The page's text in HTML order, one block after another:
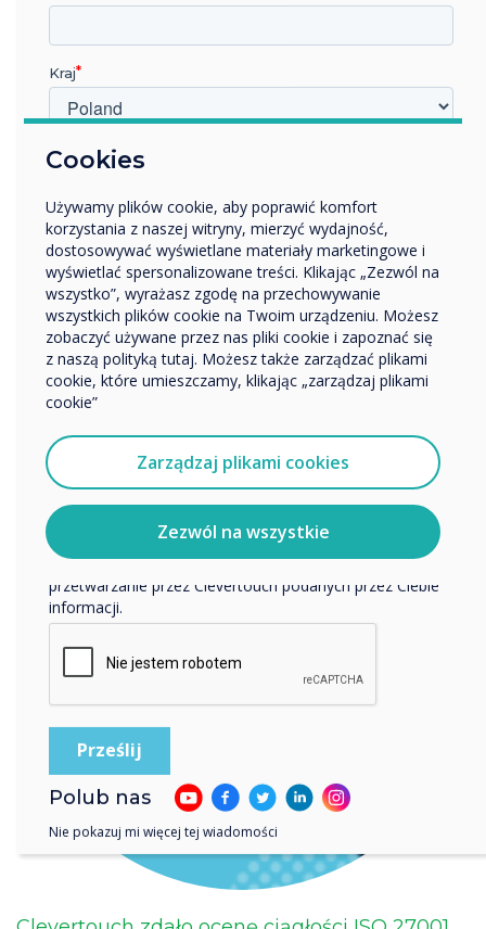
CZYTAJ DALEJ
Perskiej i wpisuje się w naszą
wizję zwiększenia
dostępności technologii
współpracy w kluczowych
sektorach.
Cookies
Używamy plików cookie, aby poprawić komfort
korzystania z naszej witryny, mierzyć wydajność,
dostosowywać wyświetlane materiały marketingowe i
wyświetlać spersonalizowane treści. Klikając „Zezwól na
wszystko”, wyrażasz zgodę na przechowywanie
wszystkich plików cookie na Twoim urządzeniu. Możesz
zobaczyć używane przez nas pliki cookie i zapoznać się
z naszą polityką tutaj. Możesz także zarządzać plikami
cookie, które umieszczamy, klikając „zarządzaj plikami
cookie”
Zarządzaj plikami cookies
Zezwól na wszystkie
Kraj
W jakiej branży pracujesz?
Przedsiębiorstwo
Inne
Nazwa firmy
Chcielibyśmy się z Tobą skontaktować w sprawie
naszych produktów i usług za pośrednictwem poczty
elektronicznej, telefonu lub poczty.
Clevertouch.
Aby uzyskać informacje o tym, jak gromadzimy i
wykorzystujemy Twoje dane osobowe, odwiedź naszą
politykę prywatności.
Klikając Wyślij, wyrażasz zgodę na przechowywanie i
przetwarzanie przez Clevertouch podanych przez Ciebie
informacji.
Polub nas
Nie pokazuj mi więcej tej wiadomości